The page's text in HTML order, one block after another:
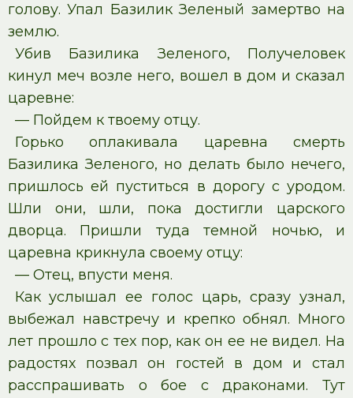
голову. Упал Базилик Зеленый замертво на
землю.
Убив Базилика Зеленого, Получеловек
кинул меч возле него, вошел в дом и сказал
царевне:
— Пойдем к твоему отцу.
Горько оплакивала царевна смерть
Базилика Зеленого, но делать было нечего,
пришлось ей пуститься в дорогу с уродом.
Шли они, шли, пока достигли царского
дворца. Пришли туда темной ночью, и
царевна крикнула своему отцу:
— Отец, впусти меня.
Как услышал ее голос царь, сразу узнал,
выбежал навстречу и крепко обнял. Много
лет прошло с тех пор, как он ее не видел. На
радостях позвал он гостей в дом и стал
расспрашивать о бое с драконами. Тут